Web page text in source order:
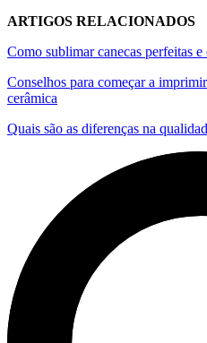
ARTIGOS RELACIONADOS
Como sublimar canecas perfeitas
Conselhos para começar a
cerâmica
Quais são as diferenças na